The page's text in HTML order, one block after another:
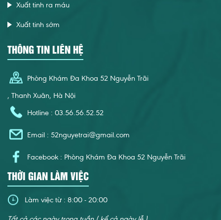
Xuất tinh ra máu
Xuất tinh sớm
THÔNG TIN LIÊN HỆ
Phòng Khám Đa Khoa 52 Nguyễn Trãi
, Thanh Xuân, Hà Nội
Hotline : 03.56.56.52.52
Email : 52nguyetrai@gmail.com
Facebook : Phòng Khám Đa Khoa 52 Nguyễn Trãi
THỜI GIAN LÀM VIỆC
Làm việc từ : 8:00 - 20:00